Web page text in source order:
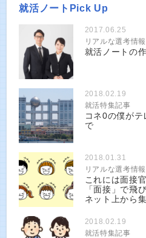
就活ノートPick Up
2017.06.25
リアルな選考情
就活ノートの
2018.02.19
就活特集記事
コネ0の僕がテ
で
2018.01.31
リアルな選考情
これには面接
「面接」で飛
ネット上から
2018.02.19
就活特集記事